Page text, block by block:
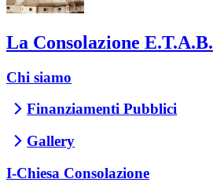
La Consolazione E.T.A.B.
Chi siamo
Finanziamenti Pubblici
Gallery
I-Chiesa Consolazione